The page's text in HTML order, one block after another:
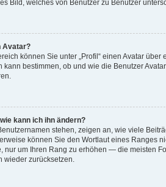
Bild, welches von Benutzer zu Benutzer
Avatar?
können Sie unter „Profil“ einen Avatar
kann bestimmen, ob und wie die Benutzer
kann ich ihn ändern?
stehen, zeigen an, wie viele
können Sie den Wortlaut eines Ranges
nur um Ihren Rang zu erhöhen — die meisten
wieder zurücksetzen.